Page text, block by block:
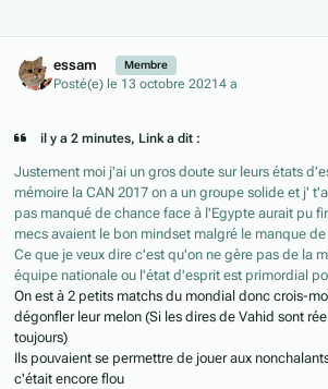
essam Membre
Posté(e) le 13 octobre 20214 a
il y a 2 minutes, Link a dit :
Justement moi j'ai un gros doute sur leurs états
mémoire la CAN 2017 on a un groupe solide et j'
pas manqué de chance face à l'Egypte aurait pu
mecs avaient le bon mindset malgré le manque
Ce que je veux dire c'est qu'on ne gère pas de la
équipe nationale ou l'état d'esprit est primordial
On est à 2 petits matchs du mondial donc crois-
dégonfler leur melon (Si les dires de Vahid sont
toujours)
Ils pouvaient se permettre de jouer aux
c'était encore flou